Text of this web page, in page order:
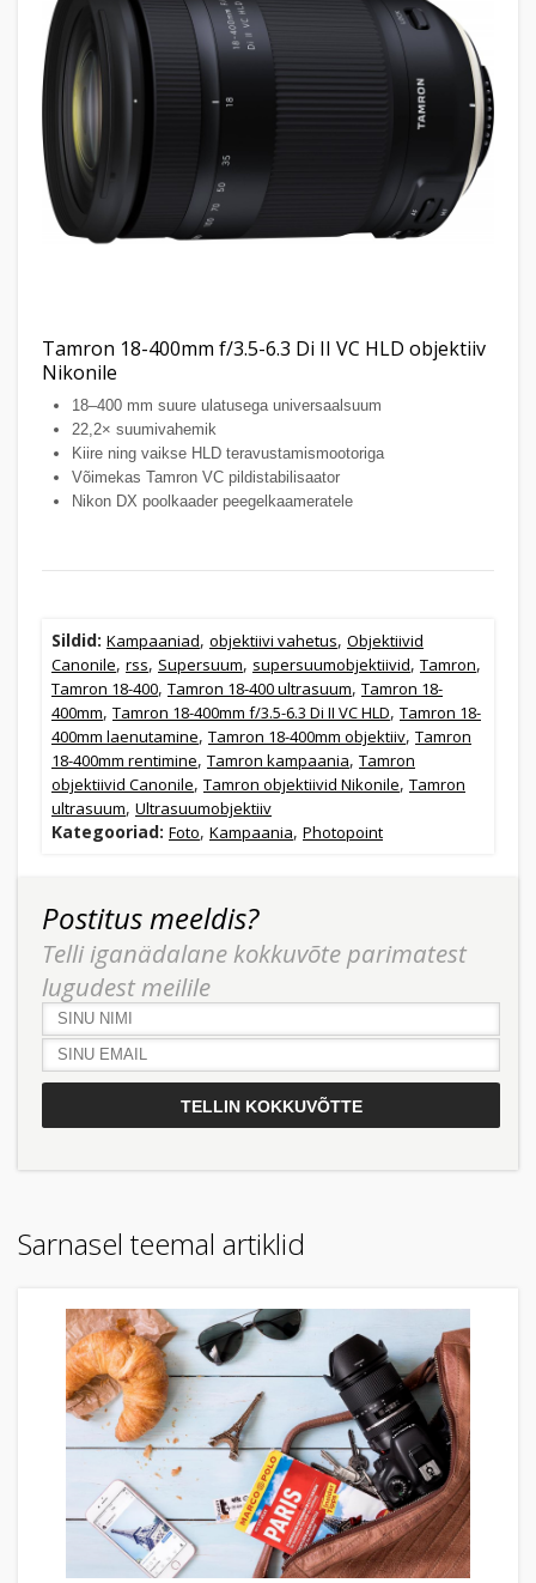
Tamron 18-400mm f/3.5-6.3 Di II VC HLD objektiiv
Nikonile
18–400 mm suure ulatusega universaalsuum
22,2× suumivahemik
Kiire ning vaikse HLD teravustamismootoriga
Võimekas Tamron VC pildistabilisaator
Nikon DX poolkaader peegelkaameratele
Sildid: Kampaaniad, objektiivi vahetus, Objektiivid
Canonile, rss, Supersuum, supersuumobjektiivid, Tamron,
Tamron 18-400, Tamron 18-400 ultrasuum, Tamron 18-
400mm, Tamron 18-400mm f/3.5-6.3 Di II VC HLD, Tamron 18-
400mm laenutamine, Tamron 18-400mm objektiiv, Tamron
18-400mm rentimine, Tamron kampaania, Tamron
objektiivid Canonile, Tamron objektiivid Nikonile, Tamron
ultrasuum, Ultrasuumobjektiiv
Kategooriad: Foto, Kampaania, Photopoint
Postitus meeldis?
Telli iganädalane kokkuvõte parimatest
lugudest meilile
Sarnasel teemal artiklid